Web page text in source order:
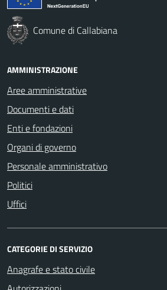
Comune di Callabiana
AMMINISTRAZIONE
Aree amministrative
Documenti e dati
Enti e fondazioni
Organi di governo
Personale amministrativo
Politici
Uffici
CATEGORIE DI SERVIZIO
Anagrafe e stato civile